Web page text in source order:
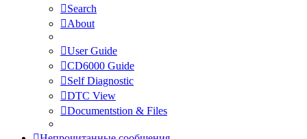
Search
About
User Guide
CD6000 Guide
Self Diagnostic
DTC View
Documentstion & Files